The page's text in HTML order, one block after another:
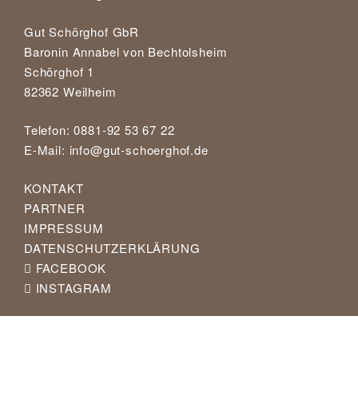
Gut Schörghof GbR
Baronin Annabel von Bechtolsheim
Schörghof 1
82362 Weilheim
Telefon: 0881-92 53 67 22
E-Mail: info@gut-schoerghof.de
KONTAKT
PARTNER
IMPRESSUM
DATENSCHUTZERKLÄRUNG
FACEBOOK
INSTAGRAM